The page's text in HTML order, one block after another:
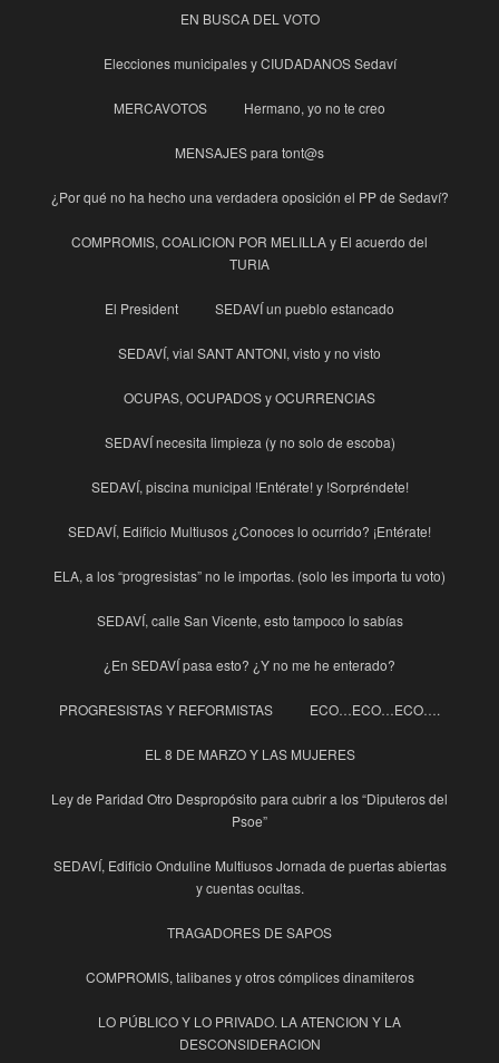
EN BUSCA DEL VOTO
Elecciones municipales y CIUDADANOS Sedaví
MERCAVOTOS Hermano, yo no te creo
MENSAJES para tont@s
¿Por qué no ha hecho una verdadera oposición el PP de Sedaví?
COMPROMIS, COALICION POR MELILLA y El acuerdo del
TURIA
El President SEDAVÍ un pueblo estancado
SEDAVÍ, vial SANT ANTONI, visto y no visto
OCUPAS, OCUPADOS y OCURRENCIAS
SEDAVÍ necesita limpieza (y no solo de escoba)
SEDAVÍ, piscina municipal !Entérate! y !Sorpréndete!
SEDAVÍ, Edificio Multiusos ¿Conoces lo ocurrido? ¡Entérate!
ELA, a los “progresistas” no le importas. (solo les importa tu voto)
SEDAVÍ, calle San Vicente, esto tampoco lo sabías
¿En SEDAVÍ pasa esto? ¿Y no me he enterado?
PROGRESISTAS Y REFORMISTAS ECO…ECO…ECO….
EL 8 DE MARZO Y LAS MUJERES
Ley de Paridad Otro Despropósito para cubrir a los “Diputeros del
Psoe”
SEDAVÍ, Edificio Onduline Multiusos Jornada de puertas abiertas
y cuentas ocultas.
TRAGADORES DE SAPOS
COMPROMIS, talibanes y otros cómplices dinamiteros
LO PÚBLICO Y LO PRIVADO. LA ATENCION Y LA
DESCONSIDERACION